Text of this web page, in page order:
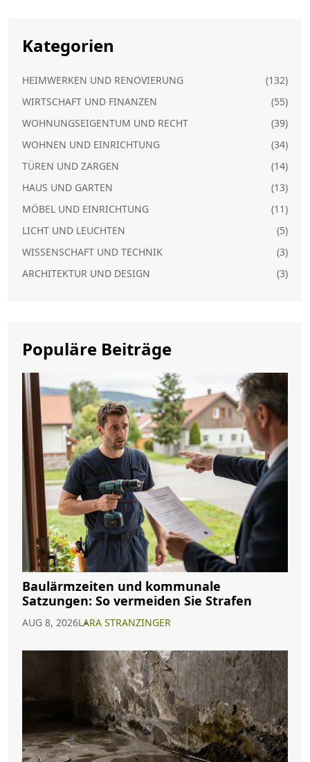
Kategorien
HEIMWERKEN UND RENOVIERUNG
(132)
WIRTSCHAFT UND FINANZEN
(55)
WOHNUNGSEIGENTUM UND RECHT
(39)
WOHNEN UND EINRICHTUNG
(34)
TÜREN UND ZARGEN
(14)
HAUS UND GARTEN
(13)
MÖBEL UND EINRICHTUNG
(11)
LICHT UND LEUCHTEN
(5)
WISSENSCHAFT UND TECHNIK
(3)
ARCHITEKTUR UND DESIGN
(3)
Populäre Beiträge
Baulärmzeiten und kommunale
Satzungen: So vermeiden Sie Strafen
AUG 8, 2026LARA STRANZINGER